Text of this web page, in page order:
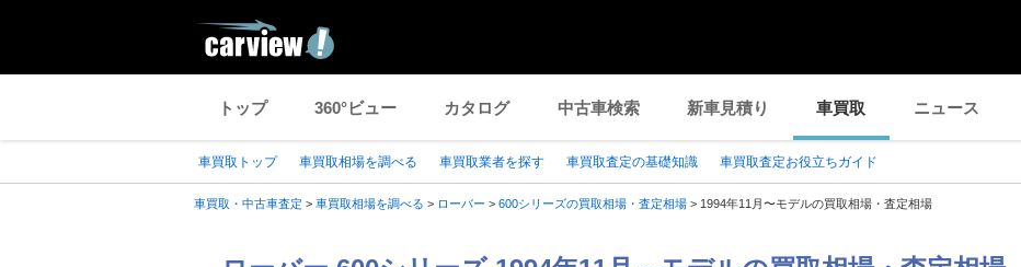
トップ 360°ビュー カタログ 中古車検索 新車見積り 車買取 ニュース
車買取トップ 車買取相場を調べる 車買取業者を探す 車買取査定の基礎知識 車買取査定お役立ちガイド
車買取・中古車査定 > 車買取相場を調べる > ローバー > 600シリーズの買取相場・査定相場 > 1994年11月〜モデルの買取相場・査定相場